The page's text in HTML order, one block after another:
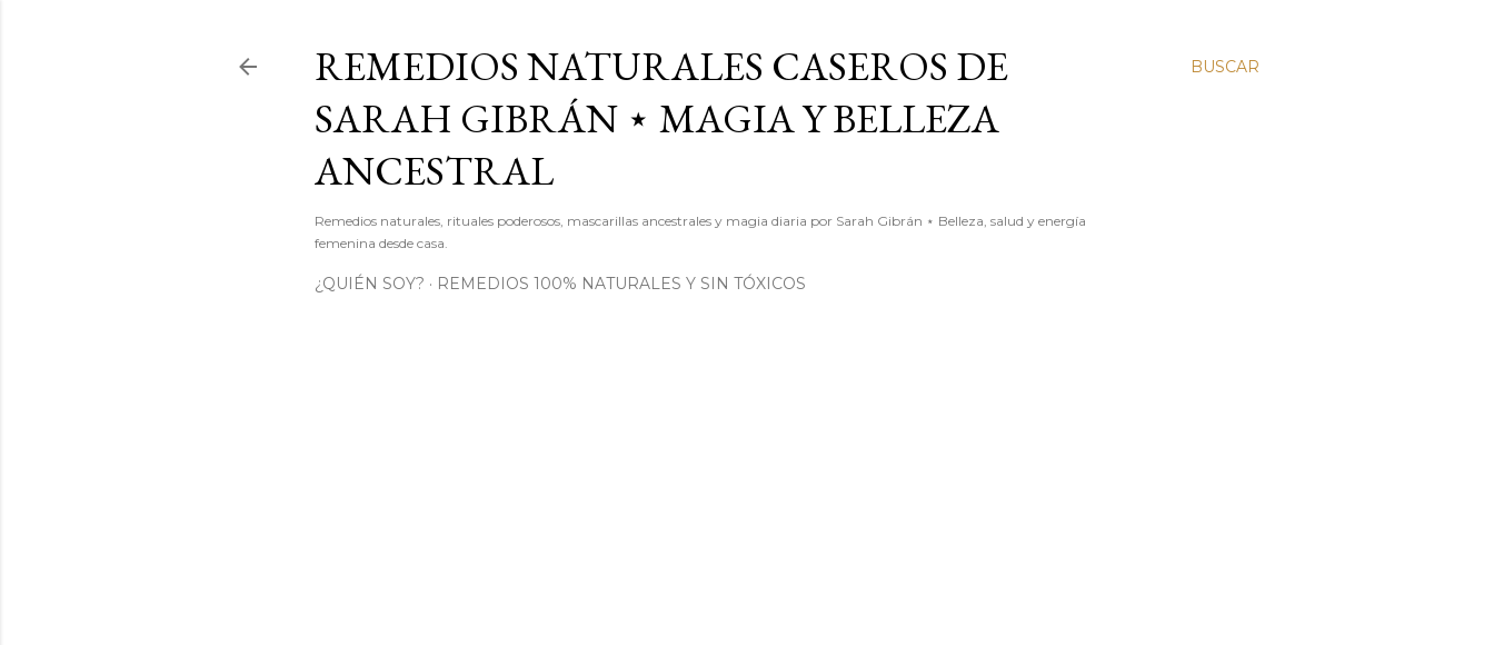
BUSCAR
REMEDIOS NATURALES CASEROS DE
SARAH GIBRÁN ⋆ MAGIA Y BELLEZA
ANCESTRAL
Remedios naturales, rituales poderosos, mascarillas ancestrales y magia diaria por Sarah Gibrán ⋆ Belleza, salud y energía
femenina desde casa.
¿QUIÉN SOY? REMEDIOS 100% NATURALES Y SIN TÓXICOS